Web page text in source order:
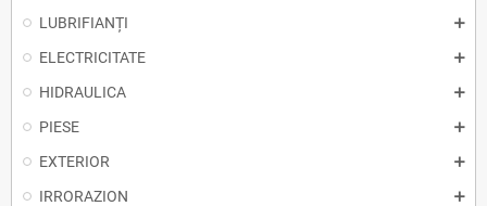
LUBRIFIANȚI
ELECTRICITATE
HIDRAULICA
PIESE
EXTERIOR
IRRORAZION